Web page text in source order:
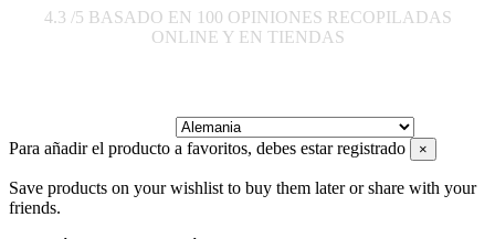
4.3 /5 BASADO EN 100 OPINIONES RECOPILADAS
ONLINE Y EN TIENDAS
Para añadir el producto a favoritos, debes estar registrado ×
Save products on your wishlist to buy them later or share with your
friends.